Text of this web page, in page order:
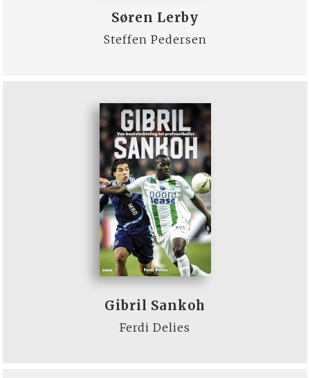
Søren Lerby
Steffen Pedersen
Gibril Sankoh
Ferdi Delies